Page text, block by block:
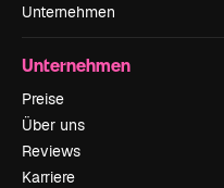
Unternehmen
Unternehmen
Preise
Über uns
Reviews
Karriere